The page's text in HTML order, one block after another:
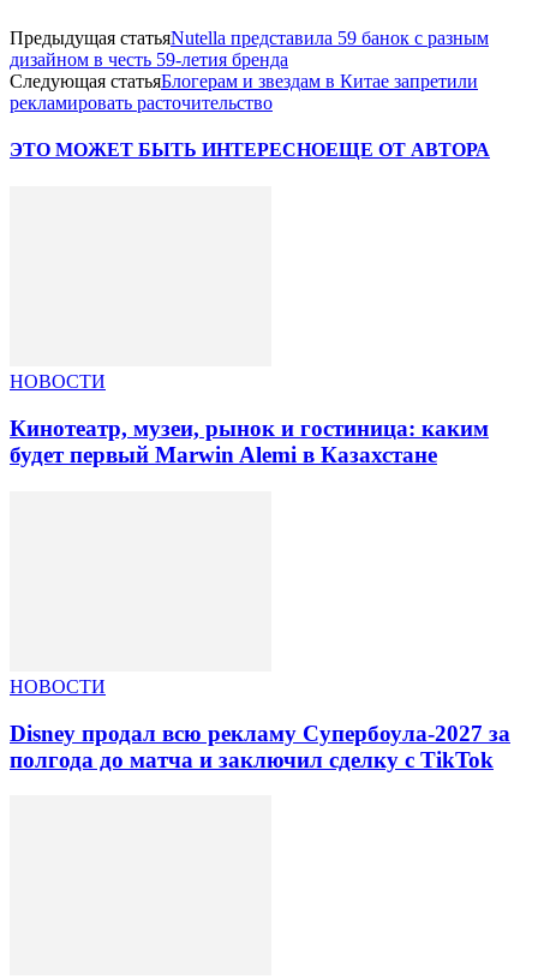
Предыдущая статьяNutella представила 59 банок с разным
дизайном в честь 59-летия бренда
Следующая статьяБлогерам и звездам в Китае запретили
рекламировать расточительство
ЭТО МОЖЕТ БЫТЬ ИНТЕРЕСНОЕЩЕ ОТ АВТОРА
НОВОСТИ
Кинотеатр, музеи, рынок и гостиница: каким
будет первый Marwin Alemi в Казахстане
НОВОСТИ
Disney продал всю рекламу Супербоула-2027 за
полгода до матча и заключил сделку с TikTok